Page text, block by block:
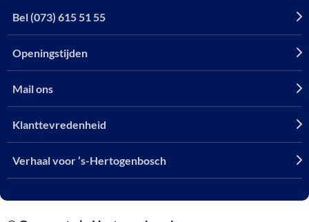
Bel (073) 615 51 55
Openingstijden
Mail ons
Klanttevredenheid
Verhaal voor ’s-Hertogenbosch